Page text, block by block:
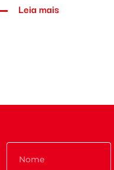
Leia mais